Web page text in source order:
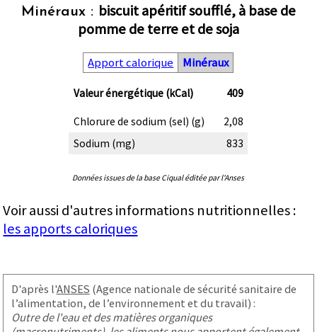
Minéraux : biscuit apéritif soufflé, à base de
pomme de terre et de soja
Apport calorique Minéraux
Valeur énergétique (kCal) 409
Chlorure de sodium (sel) (g)
2,08
Sodium (mg)
833
Données issues de la base Ciqual éditée par l'Anses
Voir aussi d'autres informations nutritionnelles :
les apports caloriques
D'après l'ANSES (Agence nationale de sécurité sanitaire de
l’alimentation, de l’environnement et du travail) :
Outre de l'eau et des matières organiques